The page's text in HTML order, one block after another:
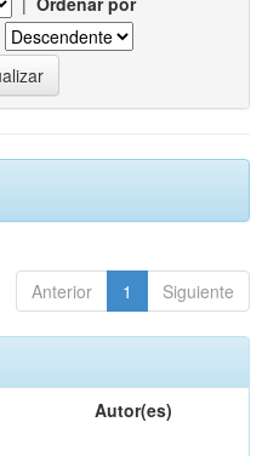
Anterior 1 Siguiente
Autor(es)